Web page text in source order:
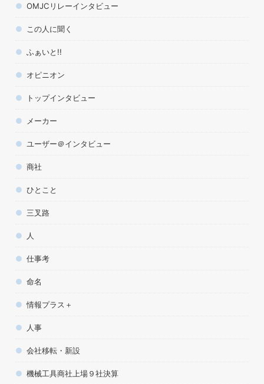
OMJCリレーインタビュー
この人に聞く
ふぁいと!!
オピニオン
トップインタビュー
メーカー
ユーザー＠インタビュー
商社
ひとこと
三叉路
人
仕事考
命名
情報プラス＋
人事
会社移転・新設
機械工具商社上場９社決算